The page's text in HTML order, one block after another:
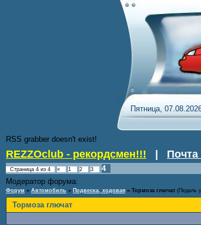
Пятница,
RSS grabber doesn't exist!
REZZOclub - рекордсмен!!! Почта
Страница 4 из 4 « 1 2 3
4
Модератор форума:
Форум » Автомобиль » Подвеска, ходовая » Тормоза глючат (Педаль
Тормоза глючат